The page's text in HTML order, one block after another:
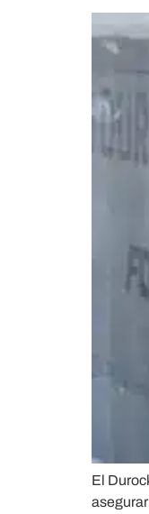
El